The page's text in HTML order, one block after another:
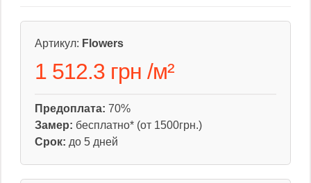
Артикул: Flowers
1 512.3 грн /м²
Предоплата: 70%
Замер: бесплатно* (от 1500грн.)
Срок: до 5 дней